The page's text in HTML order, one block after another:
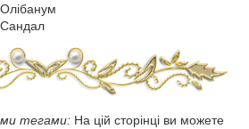
Сандал
тегами: На цій сторінці ви можете